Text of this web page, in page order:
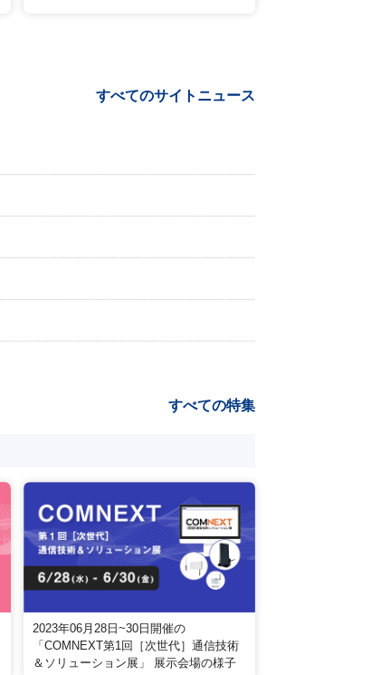
すべてのサイトニュース
すべての特集
2023年06月28日~30日開催の
「COMNEXT第1回［次世代］通信技術
＆ソリューション展」 展示会場の様子